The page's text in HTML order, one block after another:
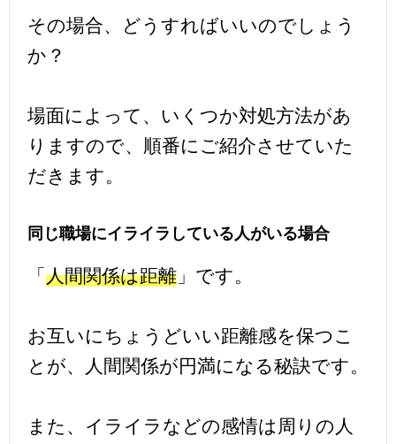
その場合、どうすればいいのでしょう
か？
場面によって、いくつか対処方法があ
りますので、順番にご紹介させていた
だきます。
同じ職場にイライラしている人がいる場合
「 人間関係は距離 」です。
お互いにちょうどいい距離感を保つこ
とが、人間関係が円満になる秘訣です。
また、イライラなどの感情は周りの人